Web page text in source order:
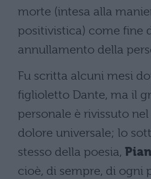
morte (intesa alla
positivistica) come fine
annullamento della
Fu scritta alcuni mesi
figlioletto Dante, ma il
personale è rivissuto
dolore universale; lo
stesso della poesia,
cioè, di sempre, di ogni